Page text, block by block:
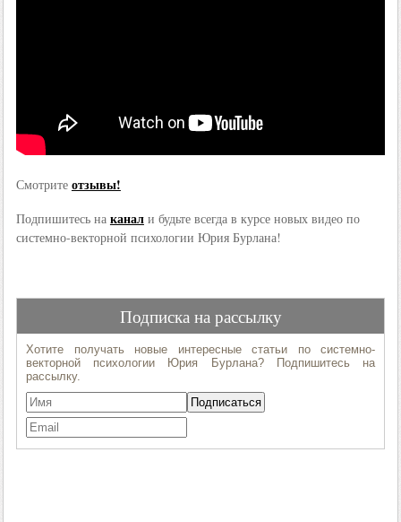
Смотрите отзывы!
Подпишитесь на канали будьте всегда в курсе новых видео по
системно-векторной психологии Юрия Бурлана!